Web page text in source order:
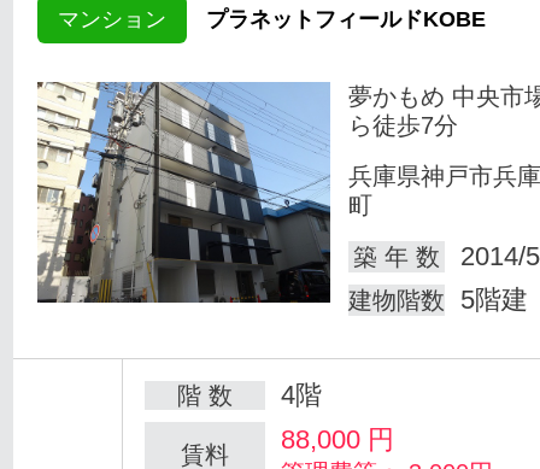
マンション プラネットフィールドKOBE
夢かもめ 中央市
ら徒歩7分
兵庫県神戸市兵
町
築 年 数
2014/
建物階数 5階建
階 数 4階
賃料 88,000 円